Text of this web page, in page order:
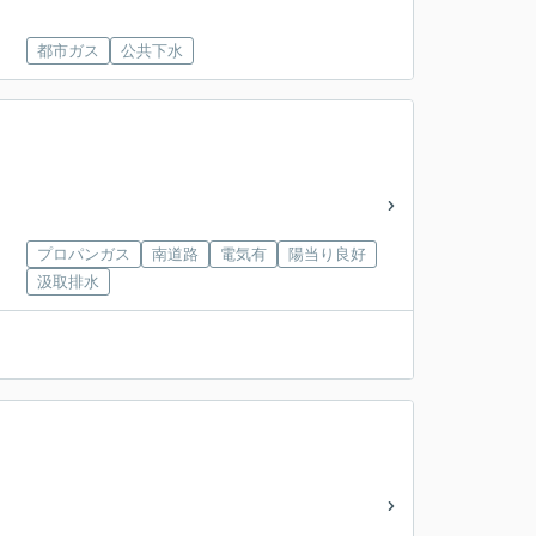
都市ガス 公共下水
プロパンガス 南道路 電気有
陽当り良好
汲取排水